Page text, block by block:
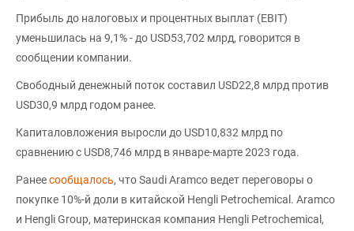
Прибыль до налоговых и процентных выплат (EBIT)
уменьшилась на 9,1% - до USD53,702 млрд, говорится в
сообщении компании.
Свободный денежный поток составил USD22,8 млрд против
USD30,9 млрд годом ранее.
Капиталовложения выросли до USD10,832 млрд по
сравнению с USD8,746 млрд в январе-марте 2023 года.
Ранеесообщалось, что Saudi Aramco ведет переговоры о
покупке 10%-й доли в китайской Hengli Petrochemical. Aramco
и Hengli Group, материнская компания Hengli Petrochemical,